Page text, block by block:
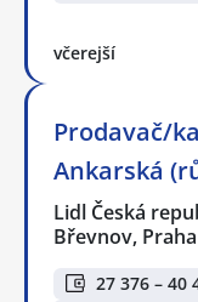
včerejší
Prodavač/
Ankarská
Lidl Česká
Břevnov, Praha
27 376 – 40